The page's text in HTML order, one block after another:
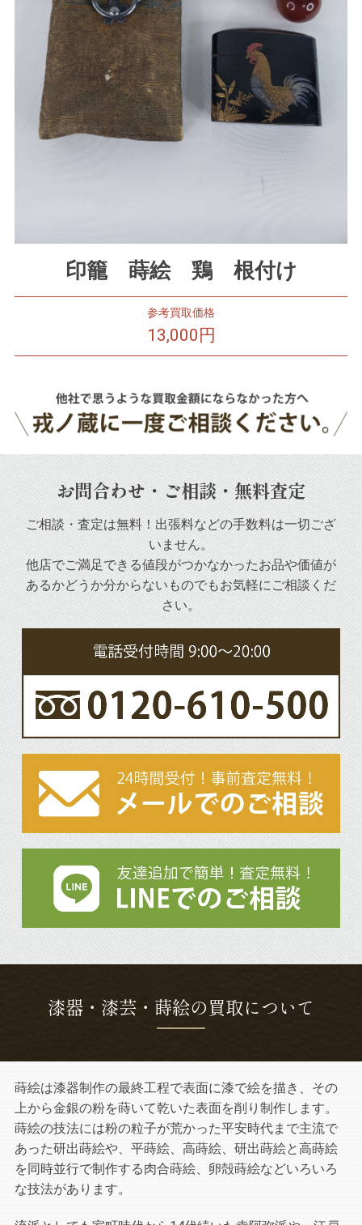
印籠 蒔絵 鶏 根付け
参考買取価格
13,000円
お問合わせ・ご相談・無料査定
ご相談・査定は無料！出張料などの手数料は一切ござ
いません。
他店でご満足できる値段がつかなかったお品や価値が
あるかどうか分からないものでもお気軽にご相談くだ
さい。
漆器・漆芸・蒔絵の買取について
蒔絵は漆器制作の最終工程で表面に漆で絵を描き、その
上から金銀の粉を蒔いて乾いた表面を削り制作します。
蒔絵の技法には粉の粒子が荒かった平安時代まで主流で
あった研出蒔絵や、平蒔絵、高蒔絵、研出蒔絵と高蒔絵
を同時並行で制作する肉合蒔絵、卵殻蒔絵などいろいろ
な技法があります。